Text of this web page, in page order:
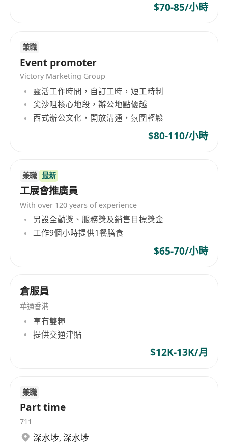
$70-85/小時
兼職
Event promoter
Victory Marketing Group
靈活工作時間，自訂工時，短工時制
尖沙咀核心地段，辦公地點優越
西式辦公文化，開放溝通，氛圍輕鬆
$80-110/小時
兼職 最新
工展會推廣員
With over 120 years of experience
另設全勤獎、服務獎及銷售目標獎金
工作9個小時提供1餐膳食
$65-70/小時
倉服員
華通香港
享有雙糧
提供交通津貼
$12K-13K/月
兼職
Part time
711
深水埗, 深水埗